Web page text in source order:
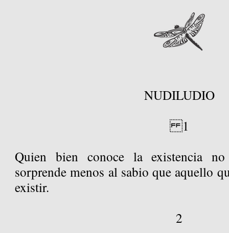
NUDILUDIO
1
Quien bien conoce la existencia
sorprende menos al sabio que aquello
existir.
2